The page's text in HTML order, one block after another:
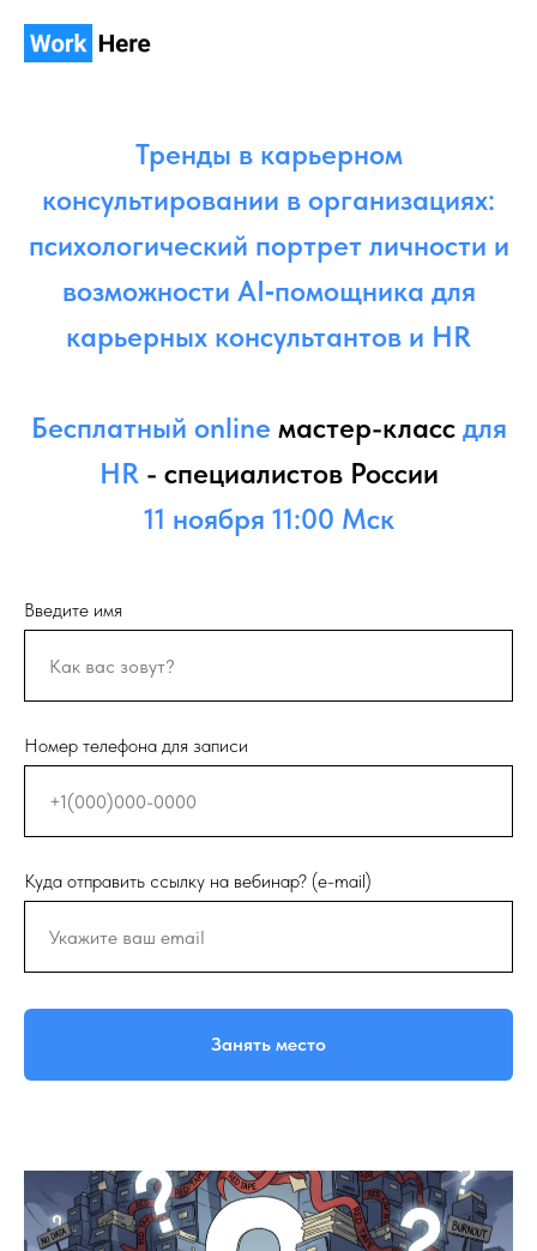
Тренды в карьерном
консультировании в организациях:
психологический портрет личности и
возможности AI‑помощника для
карьерных консультантов и HR
Бесплатный online мастер-класс для
HR- специалистов России
11 ноября 11:00 Мск
Введите имя
Номер телефона для записи
Куда отправить ссылку на вебинар? (e-mail)
Занять место